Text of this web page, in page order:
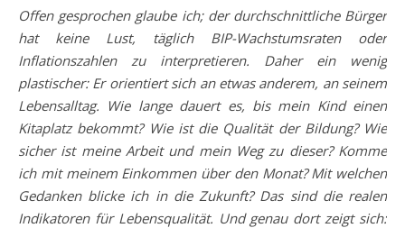
Offen gesprochen glaube ich; der durchschnittliche Bürger
hat keine Lust, täglich BIP-Wachstumsraten oder
Inflationszahlen zu interpretieren. Daher ein wenig
plastischer: Er orientiert sich an etwas anderem, an seinem
Lebensalltag. Wie lange dauert es, bis mein Kind einen
Kitaplatz bekommt? Wie ist die Qualität der Bildung? Wie
sicher ist meine Arbeit und mein Weg zu dieser? Komme
ich mit meinem Einkommen über den Monat? Mit welchen
Gedanken blicke ich in die Zukunft? Das sind die realen
Indikatoren für Lebensqualität. Und genau dort zeigt sich: